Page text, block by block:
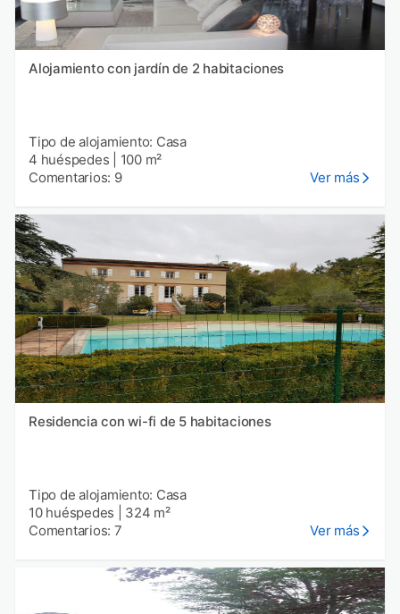
Alojamiento con jardín de 2 habitaciones
Tipo de alojamiento: Casa
4 huéspedes
100 m²
Comentarios: 9
Ver más
Residencia con wi-fi de 5 habitaciones
Tipo de alojamiento: Casa
10 huéspedes
324 m²
Comentarios: 7
Ver más